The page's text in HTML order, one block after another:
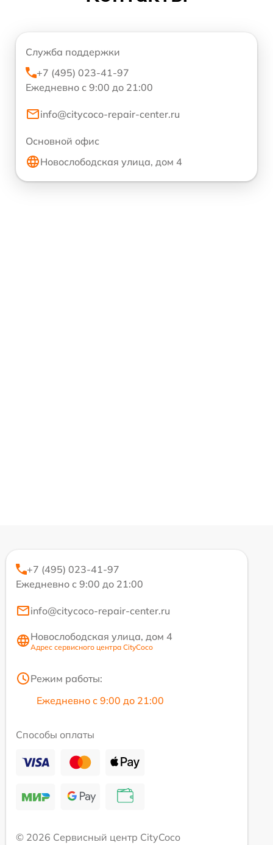
Служба поддержки
+7 (495) 023-41-97
Ежедневно с 9:00 до 21:00
info@citycoco-repair-center.ru
Основной офис
Новослободская улица, дом 4
+7 (495) 023-41-97
Ежедневно с 9:00 до 21:00
info@citycoco-repair-center.ru
Новослободская улица, дом 4
Адрес сервисного центра CityCoco
Режим работы:
Ежедневно с 9:00 до 21:00
Способы оплаты
© 2026 Сервисный центр CityCoco